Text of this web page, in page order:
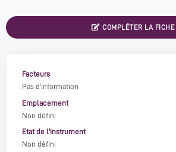
COMPLÉTER LA FICHE
Facteurs
Pas d'information
Emplacement
Non défini
Etat de l'instrument
Non défini